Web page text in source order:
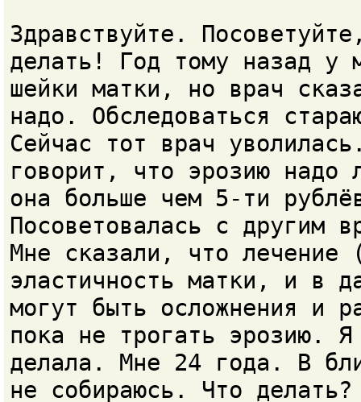
Здравствуйте.
делать! Год тому назад у
шейки матки, но врач
надо. Обследоваться
Сейчас тот врач
говорит, что эрозию надо
она больше чем 5-ти
Посоветовалась с другим
Мне сказали, что лечение
эластичность матки, и в
могут быть осложнения и
пока не трогать эрозию.
делала. Мне 24 года. В
не собираюсь. Что